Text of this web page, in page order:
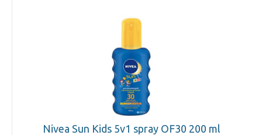
Nivea Sun Kids 5v1 spray OF30 200 ml